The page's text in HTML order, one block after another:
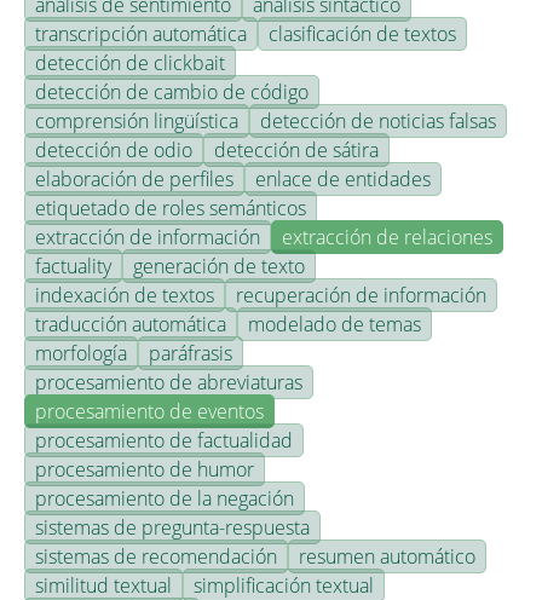
transcripción automática
clasificación de textos
detección de clickbait
detección de cambio de código
comprensión lingüística
detección de noticias falsas
detección de odio
detección de sátira
elaboración de perfiles
enlace de entidades
etiquetado de roles semánticos
extracción de información
extracción de relaciones
factuality
generación de texto
indexación de textos
recuperación de información
traducción automática
modelado de temas
morfología
paráfrasis
procesamiento de abreviaturas
procesamiento de eventos
procesamiento de factualidad
procesamiento de humor
procesamiento de la negación
sistemas de pregunta-respuesta
sistemas de recomendación
resumen automático
similitud textual
simplificación textual